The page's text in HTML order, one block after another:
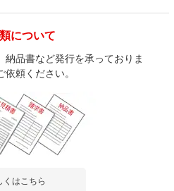
について
納品書など発行を承っておりま
頼ください。
くはこちら